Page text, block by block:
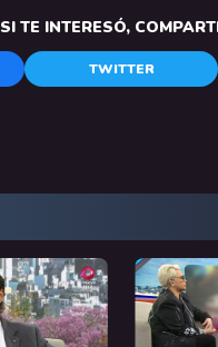
SI TE INTERESÓ,
TWITTER